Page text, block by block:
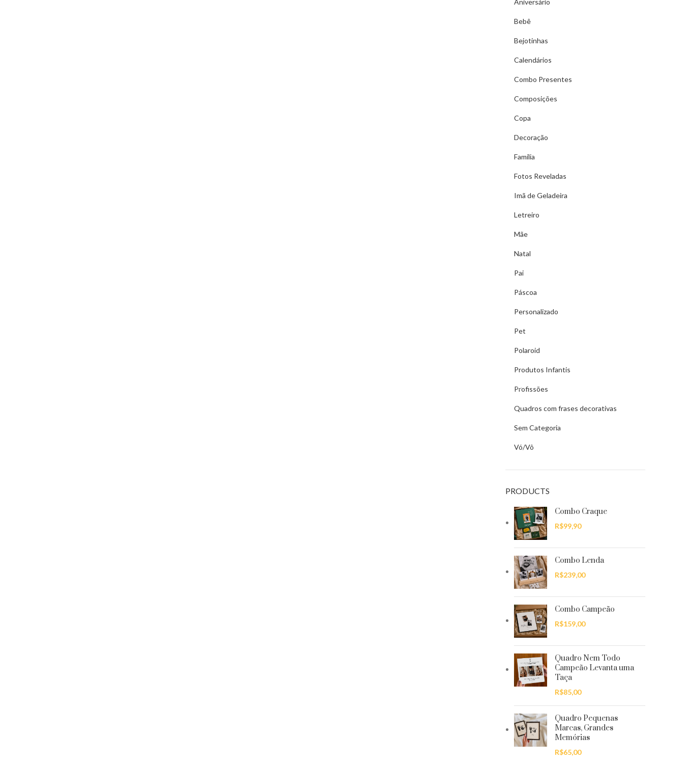
Aniversário
Bebê
Bejotinhas
Calendários
Combo Presentes
Composições
Copa
Decoração
Família
Fotos Reveladas
Imã de Geladeira
Letreiro
Mãe
Natal
Pai
Páscoa
Personalizado
Pet
Polaroid
Produtos Infantis
Profissões
Quadros com frases decorativas
Sem Categoria
Vó/Vô
PRODUCTS
Combo Craque
R$99,90
Combo Lenda
R$239,00
Combo Campeão
R$159,00
Quadro Nem Todo
Campeão Levanta uma
Taça
R$85,00
Quadro Pequenas
Marcas, Grandes
Memórias
R$65,00